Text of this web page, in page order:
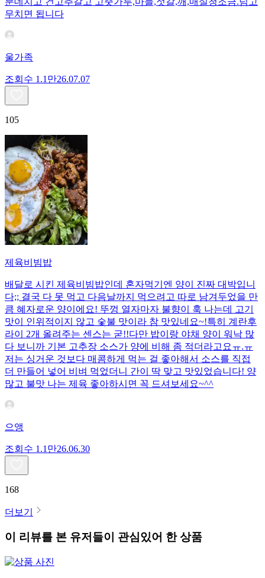
무치면 됩니다
울가족
조회수 1.1만26.07.07
105
제육비빔밥
배달로 시킨 제육비빔밥인데 혼자먹기엔 양이 진짜 대박입니
다;; 결국 다 못 먹고 다음날까지 먹으려고 따로 남겨두었을 만
큼 혜자로운 양이에요! 뚜껑 열자마자 불향이 훅 나는데 고기
맛이 인위적이지 않고 숯불 맛이라 참 맛있네요~!특히 계란후
라이 2개 올려주는 센스는 굳!! ​다만 밥이랑 야채 양이 워낙 많
다 보니까 기본 고추장 소스가 양에 비해 좀 적더라고요ㅠ.ㅠ
저는 싱거운 것보다 매콤하게 먹는 걸 좋아해서 소스를 직접
더 만들어 넣어 비벼 먹었더니 간이 딱 맞고 맛있었습니다! 양
많고 불맛 나는 제육 좋아하시면 꼭 드셔보세요~^^
으앵
조회수 1.1만26.06.30
168
더보기
이 리뷰를 본 유저들이 관심있어 한 상품